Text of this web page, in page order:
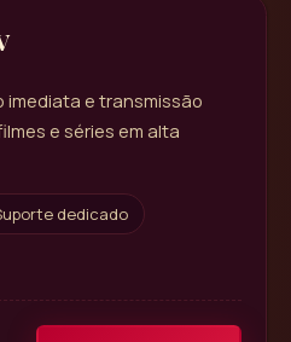
imediata e transmissão
e séries em alta
dedicado